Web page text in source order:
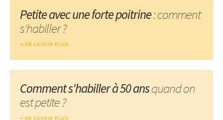
Petite avec une forte poitrine: comment
s'habiller ?
EN SAVOIR PLUS
Comment s'habiller à 50 ansquand on
est petite ?
EN SAVOIR PLUS